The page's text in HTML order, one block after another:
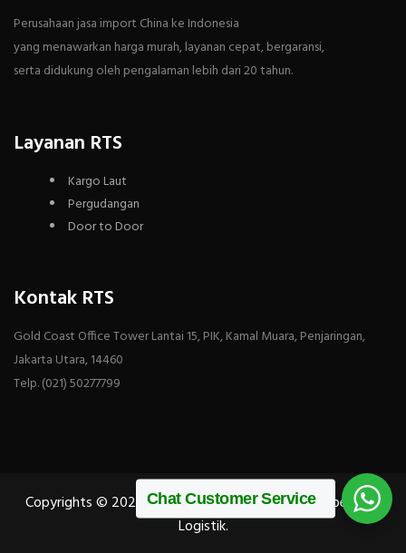
Perusahaan jasa import China ke Indonesia
yang menawarkan harga murah, layanan cepat, bergaransi,
serta didukung oleh pengalaman lebih dari 20 tahun.
Layanan RTS
Kargo Laut
Pergudangan
Door to Door
Kontak RTS
Gold Coast Office Tower Lantai 15, PIK, Kamal Muara, Penjaringan,
Jakarta Utara, 14460
Telp. (021) 50277799
Copyrights © 2025 All Rights Reserved by RTS Ekspedisi &
Logistik.
Chat Customer Service